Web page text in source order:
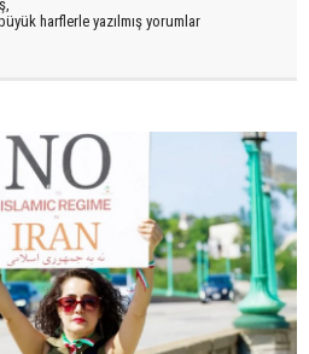
harflerle yazılmış yorumlar